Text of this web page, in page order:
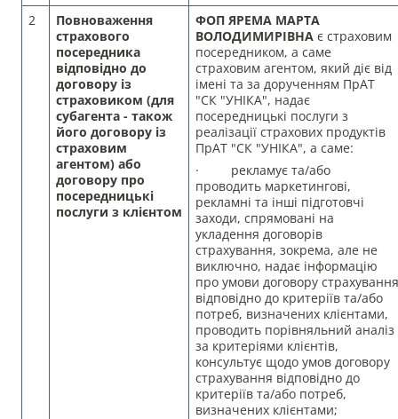
2
Повноваження
страхового
посередника
відповідно до
договору із
страховиком (для
субагента - також
його договору із
страховим
агентом) або
договору про
посередницькі
послуги з клієнтом
ФОП ЯРЕМА МАРТА
ВОЛОДИМИРІВНА є страховим
посередником, а саме
страховим агентом, який діє від
імені та за дорученням ПрАТ
"СК "УНІКА", надає
посередницькі послуги з
реалізації страхових продуктів
ПрАТ "СК "УНІКА", а саме:
· рекламує та/або
проводить маркетингові,
рекламні та інші підготовчі
заходи, спрямовані на
укладення договорів
страхування, зокрема, але не
виключно, надає інформацію
про умови договору страхування
відповідно до критеріїв та/або
потреб, визначених клієнтами,
проводить порівняльний аналіз
за критеріями клієнтів,
консультує щодо умов договору
страхування відповідно до
критеріїв та/або потреб,
визначених клієнтами;